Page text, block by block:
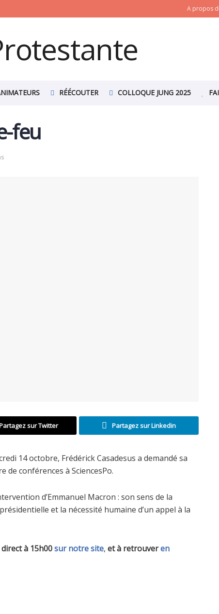
A propos
RÉÉCOUTER COLLOQUE JUNG 2025
feu
sur Twitter Partagez sur Linkedin
14 octobre, Frédérick Casadesus a demandé sa
de conférences à SciencesPo.
d’Emmanuel Macron : son sens de la
et la nécessité humaine d’un appel à la
à 15h00sur notre site, et à retrouveren